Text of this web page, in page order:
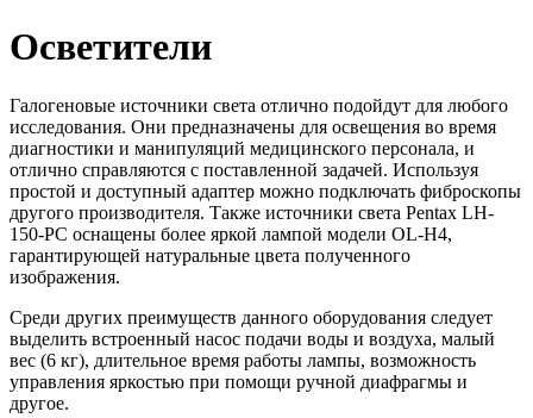
Осветители
Галогеновые источники света отлично подойдут для любого
исследования. Они предназначены для освещения во время
диагностики и манипуляций медицинского персонала, и
отлично справляются с поставленной задачей. Используя
простой и доступный адаптер можно подключать фиброскопы
другого производителя. Также источники света Pentax LH-
150-PC оснащены более яркой лампой модели OL-H4,
гарантирующей натуральные цвета полученного
изображения.
Среди других преимуществ данного оборудования следует
выделить встроенный насос подачи воды и воздуха, малый
вес (6 кг), длительное время работы лампы, возможность
управления яркостью при помощи ручной диафрагмы и
другое.